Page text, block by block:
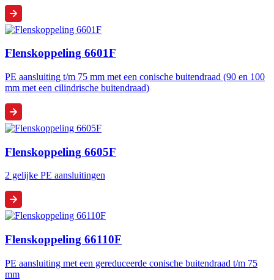
Flenskoppeling 6601F
PE aansluiting t/m 75 mm met een conische buitendraad (90 en 100
mm met een cilindrische buitendraad)
Flenskoppeling 6605F
2 gelijke PE aansluitingen
Flenskoppeling 66110F
PE aansluiting met een gereduceerde conische buitendraad t/m 75
mm